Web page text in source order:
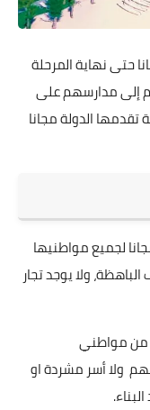
حتى نهاية المرحلة
إلى مدارسهم على
الدولة مجانا
لجميع مواطنيها
ولا يوجد تجار
ملڪية المساكن فهل تعلم أن 90% من مواطني
ولا أسر مشردة او